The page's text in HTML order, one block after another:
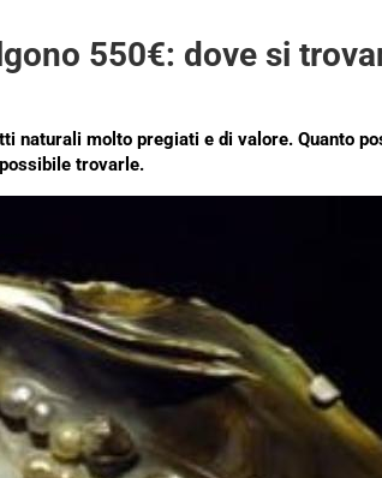
550€: dove si
naturali molto pregiati e di valore. Quanto
trovarle.